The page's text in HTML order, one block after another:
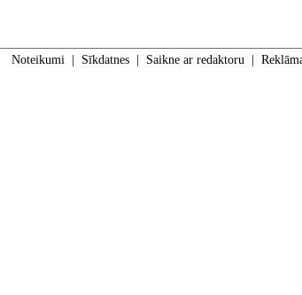
Noteikumi Sīkdatnes Saikne ar redaktoru